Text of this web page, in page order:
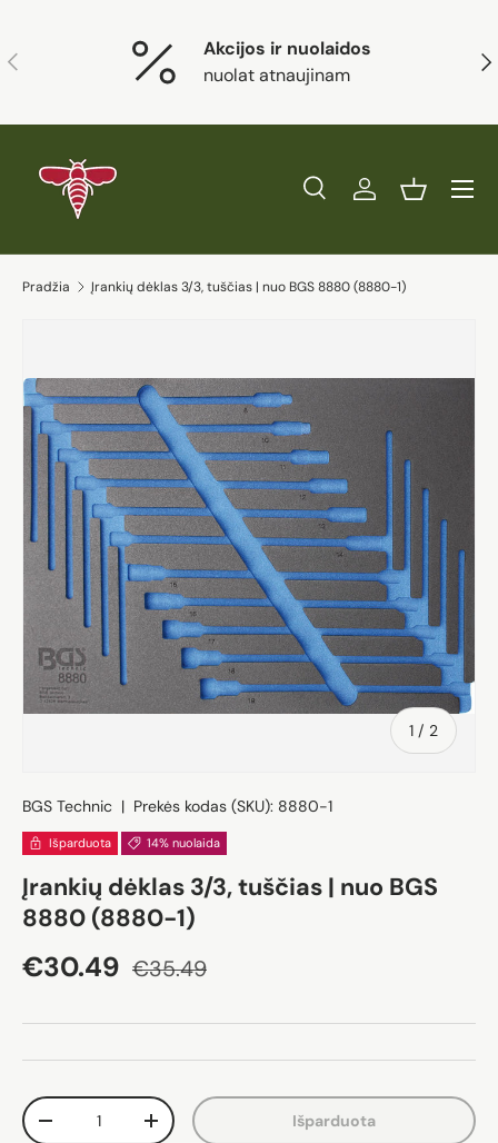
Ankstesnis
Akcijos ir nuolaidos
nuolat atnaujinam
Ieškoti
Prekės tipas
PaieškaPrisijungtiKrepšelis
Pradžia Įrankių dėklas 3/3, tuščias | nuo BGS 8880 (8880-1)
1 / iš
2
BGS Technic | Prekės kodas (SKU): 8880-1
Išparduota 14% nuolaida
Įrankių dėklas 3/3, tuščias | nuo BGS
8880 (8880-1)
Akcijos kaina
€30.49 Įprasta kaina
€35.49
Kiekis
Sumažinti kiekįPadidinti kiekį Išparduota